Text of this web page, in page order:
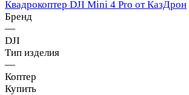
Квадрокоптер DJI Mini 4 Pro от КазДрон
Бренд
—
DJI
Тип изделия
—
Коптер
Купить